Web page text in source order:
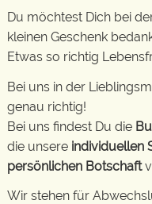
Du möchtest Dich bei
kleinen Geschenk
Etwas so richtig
Bei uns in der
genau richtig!
Bei uns findest Du die
die unsere individuellen
persönlichen Botschaft
Wir stehen für